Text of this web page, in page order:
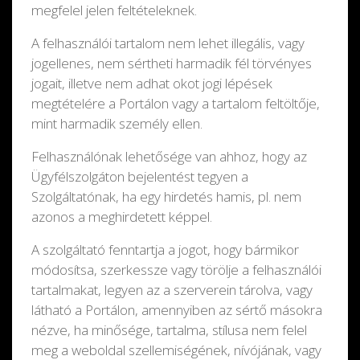
megfelel jelen feltételeknek.
A felhasználói tartalom nem lehet illegális, vagy
jogellenes, nem sértheti harmadik fél törvényes
jogait, illetve nem adhat okot jogi lépések
megtételére a Portálon vagy a tartalom feltöltője,
mint harmadik személy ellen.
Felhasználónak lehetősége van ahhoz, hogy az
Ügyfélszolgáton bejelentést tegyen a
Szolgáltatónak, ha egy hirdetés hamis, pl. nem
azonos a meghirdetett képpel.
A szolgáltató fenntartja a jogot, hogy bármikor
módosítsa, szerkessze vagy törölje a felhasználói
tartalmakat, legyen az a szerverein tárolva, vagy
látható a Portálon, amennyiben az sértő másokra
nézve, ha minősége, tartalma, stílusa nem felel
meg a weboldal szellemiségének, nívójának, vagy